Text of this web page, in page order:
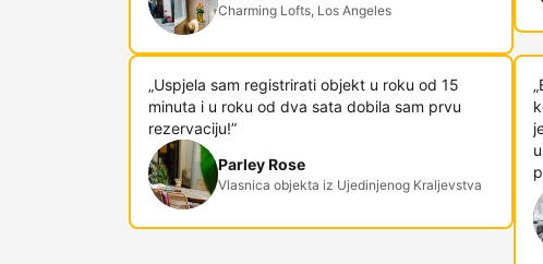
Charming Lofts, Los Angeles
„Uspjela sam registrirati objekt u roku od 15
minuta i u roku od dva sata dobila sam prvu
rezervaciju!”
Parley Rose
Vlasnica objekta iz Ujedinjenog Kraljevstva